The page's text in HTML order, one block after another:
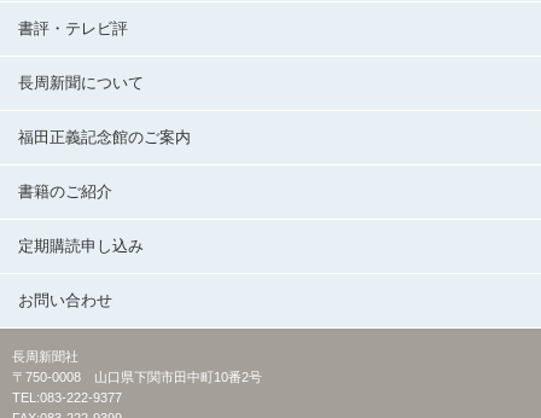
書評・テレビ評
長周新聞について
福田正義記念館のご案内
書籍のご紹介
定期購読申し込み
お問い合わせ
長周新聞社
〒750-0008 山口県下関市田中町10番2号
TEL:083-222-9377